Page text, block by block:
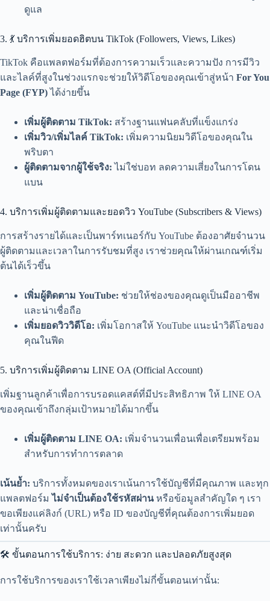
ดูแล
3. 💃 บริการเพิ่มยอดฮิตบน TikTok (Followers, Views, Likes)
TikTok คือแพลตฟอร์มที่ต้องการความเร็วและความปัง การมีวิว
และไลค์ที่สูงในช่วงแรกจะช่วยให้วิดีโอของคุณเข้าสู่หน้า For You
Page (FYP)ได้ง่ายขึ้น
เพิ่มผู้ติดตาม TikTok: สร้างฐานแฟนคลับที่แข็งแกร่ง
เพิ่มวิว/เพิ่มไลค์ TikTok: เพิ่มความนิยมวิดีโอของคุณใน
พริบตา
ผู้ติดตามจากผู้ใช้จริง: ไม่ใช่บอท ลดความเสี่ยงในการโดน
แบน
4. บริการเพิ่มผู้ติดตามและยอดวิว YouTube (Subscribers & Views)
การสร้างรายได้และเป็นพาร์ทเนอร์กับ YouTube ต้องอาศัยจำนวน
ผู้ติดตามและเวลาในการรับชมที่สูง เราช่วยคุณให้ผ่านเกณฑ์เริ่ม
ต้นได้เร็วขึ้น
เพิ่มผู้ติดตาม YouTube: ช่วยให้ช่องของคุณดูเป็นมืออาชีพ
และน่าเชื่อถือ
เพิ่มยอดวิววิดีโอ: เพิ่มโอกาสให้ YouTube แนะนำวิดีโอของ
คุณในฟีด
5. บริการเพิ่มผู้ติดตาม LINE OA (Official Account)
เพิ่มฐานลูกค้าเพื่อการบรอดแคสต์ที่มีประสิทธิภาพ ให้ LINE OA
ของคุณเข้าถึงกลุ่มเป้าหมายได้มากขึ้น
เพิ่มผู้ติดตาม LINE OA: เพิ่มจำนวนเพื่อนเพื่อเตรียมพร้อม
สำหรับการทำการตลาด
เน้นย้ำ: บริการทั้งหมดของเราเน้นการใช้บัญชีที่มีคุณภาพ และทุก
แพลตฟอร์มไม่จำเป็นต้องใช้รหัสผ่านหรือข้อมูลสำคัญใด ๆ เรา
ขอเพียงแค่ลิงก์ (URL) หรือ ID ของบัญชีที่คุณต้องการเพิ่มยอด
เท่านั้นครับ
🛠️ ขั้นตอนการใช้บริการ: ง่าย สะดวก และปลอดภัยสูงสุด
การใช้บริการของเราใช้เวลาเพียงไม่กี่ขั้นตอนเท่านั้น: